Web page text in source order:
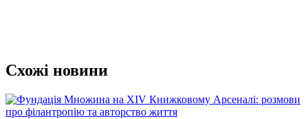
Схожі новини